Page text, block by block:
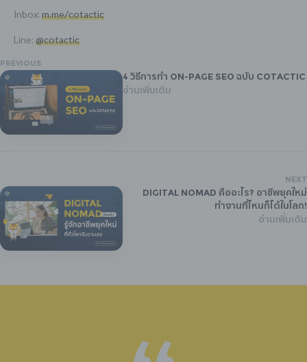
Inbox: m.me/cotactic
Line: @cotactic
PREVIOUS
4 วิธีการทำ On-Page SEO ฉบับ Cotactic
อ่านเพิ่มเติม
NEXT
Digital Nomad คืออะไร? อาชีพยุคใหม่
ทำงานที่ไหนก็ได้ในโลก!
อ่านเพิ่มเติม